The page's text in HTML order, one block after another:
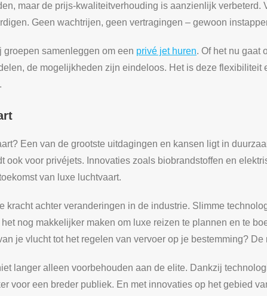
maar de prijs-kwaliteitverhouding is aanzienlijk
Geen wachtrijen, geen vertragingen – gewoon
samenleggen om een privé jet huren. Of het nu gaat
de mogelijkheden zijn eindeloos. Het is deze flexibiliteit
Een van de grootste uitdagingen en kansen ligt in
ook voor privéjets. Innovaties zoals biobrandstoffen en
van luxe luchtvaart.
kracht achter veranderingen in de industrie. Slimme
nog makkelijker maken om luxe reizen te plannen en te
je vlucht tot het regelen van vervoer op je bestemming?
langer alleen voorbehouden aan de elite. Dankzij
voor een breder publiek. En met innovaties op het gebied